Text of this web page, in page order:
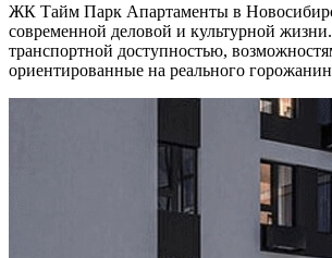
ЖК Тайм Парк Апартаменты в
современной деловой и культурной
транспортной доступностью,
ориентированные на реального